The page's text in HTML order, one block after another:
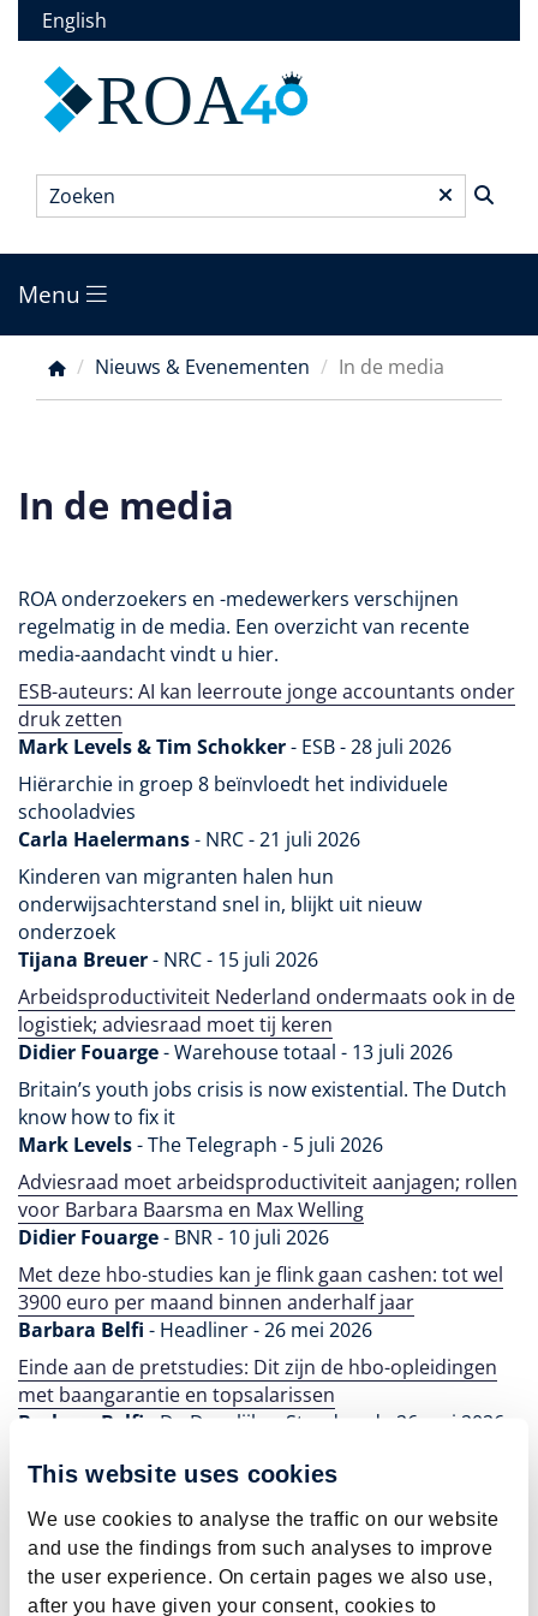
This website uses cookies
We use cookies to analyse the traffic on our website
and use the findings from such analyses to improve
the user experience. On certain pages we also use,
after you have given your consent, cookies to
Overslaan
en
inhoud
English
ROA
Zoeken*
Main
menu
Menu
Kruimelpad
Nieuws & Evenementen In de media
In de media
ROA onderzoekers en -medewerkers verschijnen
regelmatig in de media. Een overzicht van recente
media-aandacht vindt u hier.
ESB-auteurs: AI kan leerroute jonge accountants onder
druk zetten
Mark Levels & Tim Schokker- ESB - 28 juli 2026
Hiërarchie in groep 8 beïnvloedt het individuele
schooladvies
Carla Haelermans- NRC - 21 juli 2026
Kinderen van migranten halen hun
onderwijsachterstand snel in, blijkt uit nieuw
onderzoek
Tijana Breuer- NRC - 15 juli 2026
Arbeidsproductiviteit Nederland ondermaats ook in de
logistiek; adviesraad moet tij keren
Didier Fouarge- Warehouse totaal - 13 juli 2026
Britain’s youth jobs crisis is now existential. The Dutch
know how to fix it
Mark Levels- The Telegraph - 5 juli 2026
Adviesraad moet arbeidsproductiviteit aanjagen; rollen
voor Barbara Baarsma en Max Welling
Didier Fouarge- BNR - 10 juli 2026
Met deze hbo-studies kan je flink gaan cashen: tot wel
3900 euro per maand binnen anderhalf jaar
Barbara Belfi - Headliner - 26 mei 2026
Einde aan de pretstudies: Dit zijn de hbo-opleidingen
met baangarantie en topsalarissen
Barbara Belfi - De Dagelijkse Standaard - 26 mei 2026
Met deze hbo-studies kan je flink gaan cashen: tot wel
3900 euro per maand binnen
Barbara Belfi- De Telegraaf - 26 mei 2026
Hbo’ers vinden nog steeds snel een baan
HBO-Monitor- Financieel Dagblad - 26 mei 2026